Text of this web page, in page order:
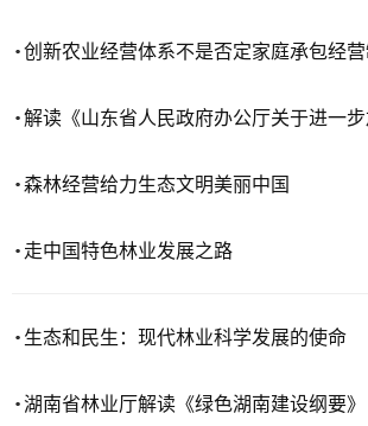
创新农业经营体系不是否定家庭承包经
森林经营给力生态文明美丽中国
走中国特色林业发展之路
生态和民生：现代林业科学发展的使命
湖南省林业厅解读《绿色湖南建设纲要》